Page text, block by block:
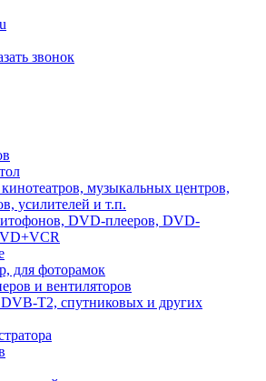
звонок
музыкальных центров,
усилителей и т.п.
DVD-плееров, DVD-
для фоторамок
и вентиляторов
T2, спутниковых и других